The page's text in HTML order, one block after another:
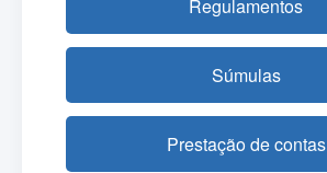
Regulamentos
Súmulas
Prestação de contas